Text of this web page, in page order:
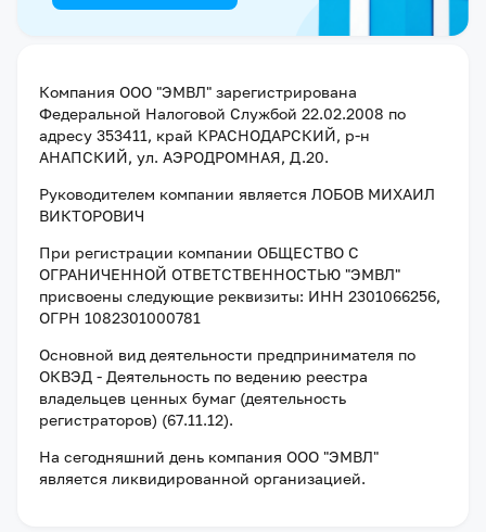
Компания ООО "ЭМВЛ" зарегистрирована
Федеральной Налоговой Службой 22.02.2008 по
адресу 353411, край КРАСНОДАРСКИЙ, р-н
АНАПСКИЙ, ул. АЭРОДРОМНАЯ, Д.20.
Руководителем компании является ЛОБОВ МИХАИЛ
ВИКТОРОВИЧ
При регистрации компании ОБЩЕСТВО С
ОГРАНИЧЕННОЙ ОТВЕТСТВЕННОСТЬЮ "ЭМВЛ"
присвоены следующие реквизиты: ИНН 2301066256,
ОГРН 1082301000781
Основной вид деятельности предпринимателя по
ОКВЭД - Деятельность по ведению реестра
владельцев ценных бумаг (деятельность
регистраторов) (67.11.12).
На сегодняшний день компания ООО "ЭМВЛ"
является ликвидированной организацией.